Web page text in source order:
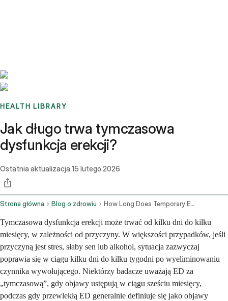
HEALTH LIBRARY
Jak długo trwa tymczasowa
dysfunkcja erekcji?
Ostatnia aktualizacja 15 lutego 2026
Strona główna Blog o zdrowiu How Long Does Temporary Erectile Dysfunction Last
Tymczasowa dysfunkcja erekcji może trwać od kilku dni do kilku
miesięcy, w zależności od przyczyny. W większości przypadków, jeśli
przyczyną jest stres, słaby sen lub alkohol, sytuacja zazwyczaj
poprawia się w ciągu kilku dni do kilku tygodni po wyeliminowaniu
czynnika wywołującego. Niektórzy badacze uważają ED za
„tymczasową”, gdy objawy ustępują w ciągu sześciu miesięcy,
podczas gdy przewlekłą ED generalnie definiuje się jako objawy